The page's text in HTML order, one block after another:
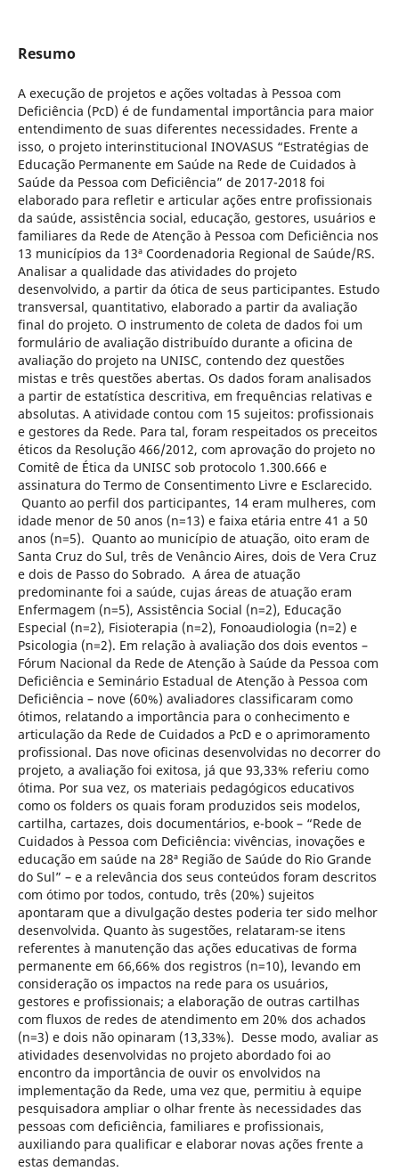
Resumo
A execução de projetos e ações voltadas à Pessoa com
Deficiência (PcD) é de fundamental importância para maior
entendimento de suas diferentes necessidades. Frente a
isso, o projeto interinstitucional INOVASUS “Estratégias de
Educação Permanente em Saúde na Rede de Cuidados à
Saúde da Pessoa com Deficiência” de 2017-2018 foi
elaborado para refletir e articular ações entre profissionais
da saúde, assistência social, educação, gestores, usuários e
familiares da Rede de Atenção à Pessoa com Deficiência nos
13 municípios da 13ª Coordenadoria Regional de Saúde/RS.
Analisar a qualidade das atividades do projeto
desenvolvido, a partir da ótica de seus participantes. Estudo
transversal, quantitativo, elaborado a partir da avaliação
final do projeto. O instrumento de coleta de dados foi um
formulário de avaliação distribuído durante a oficina de
avaliação do projeto na UNISC, contendo dez questões
mistas e três questões abertas. Os dados foram analisados
a partir de estatística descritiva, em frequências relativas e
absolutas. A atividade contou com 15 sujeitos: profissionais
e gestores da Rede. Para tal, foram respeitados os preceitos
éticos da Resolução 466/2012, com aprovação do projeto no
Comitê de Ética da UNISC sob protocolo 1.300.666 e
assinatura do Termo de Consentimento Livre e Esclarecido.
Quanto ao perfil dos participantes, 14 eram mulheres, com
idade menor de 50 anos (n=13) e faixa etária entre 41 a 50
anos (n=5). Quanto ao município de atuação, oito eram de
Santa Cruz do Sul, três de Venâncio Aires, dois de Vera Cruz
e dois de Passo do Sobrado. A área de atuação
predominante foi a saúde, cujas áreas de atuação eram
Enfermagem (n=5), Assistência Social (n=2), Educação
Especial (n=2), Fisioterapia (n=2), Fonoaudiologia (n=2) e
Psicologia (n=2). Em relação à avaliação dos dois eventos –
Fórum Nacional da Rede de Atenção à Saúde da Pessoa com
Deficiência e Seminário Estadual de Atenção à Pessoa com
Deficiência – nove (60%) avaliadores classificaram como
ótimos, relatando a importância para o conhecimento e
articulação da Rede de Cuidados a PcD e o aprimoramento
profissional. Das nove oficinas desenvolvidas no decorrer do
projeto, a avaliação foi exitosa, já que 93,33% referiu como
ótima. Por sua vez, os materiais pedagógicos educativos
como os folders os quais foram produzidos seis modelos,
cartilha, cartazes, dois documentários, e-book – “Rede de
Cuidados à Pessoa com Deficiência: vivências, inovações e
educação em saúde na 28ª Região de Saúde do Rio Grande
do Sul” – e a relevância dos seus conteúdos foram descritos
com ótimo por todos, contudo, três (20%) sujeitos
apontaram que a divulgação destes poderia ter sido melhor
desenvolvida. Quanto às sugestões, relataram-se itens
referentes à manutenção das ações educativas de forma
permanente em 66,66% dos registros (n=10), levando em
consideração os impactos na rede para os usuários,
gestores e profissionais; a elaboração de outras cartilhas
com fluxos de redes de atendimento em 20% dos achados
(n=3) e dois não opinaram (13,33%). Desse modo, avaliar as
atividades desenvolvidas no projeto abordado foi ao
encontro da importância de ouvir os envolvidos na
implementação da Rede, uma vez que, permitiu à equipe
pesquisadora ampliar o olhar frente às necessidades das
pessoas com deficiência, familiares e profissionais,
auxiliando para qualificar e elaborar novas ações frente a
estas demandas.